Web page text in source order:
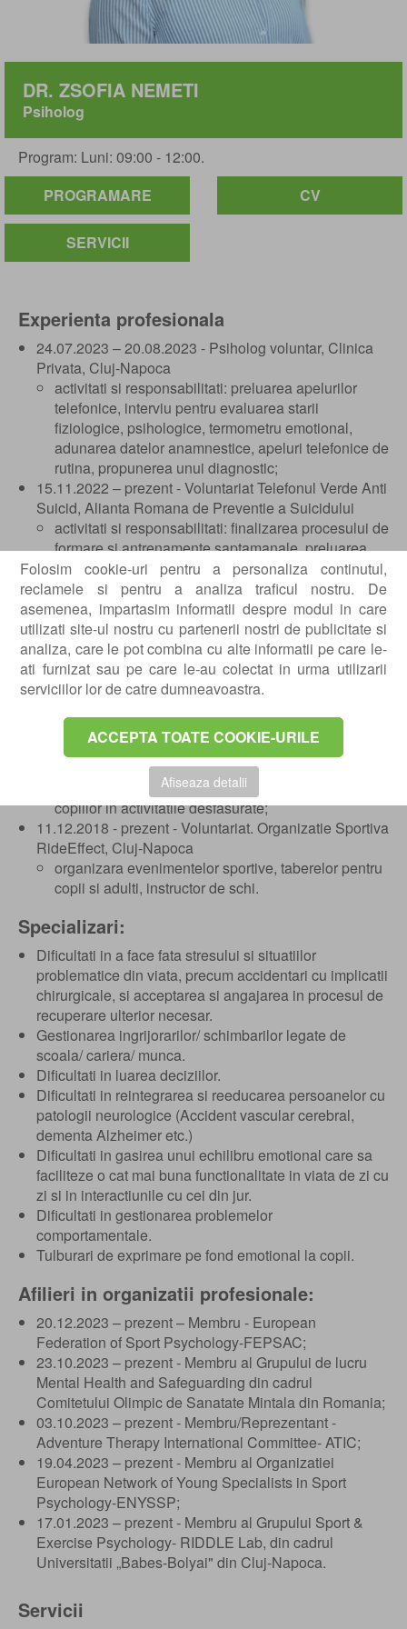
Folosim cookie-uri pentru a personaliza continutul,
reclamele si pentru a analiza traficul nostru. De
asemenea, impartasim informatii despre modul in care
utilizati site-ul nostru cu partenerii nostri de publicitate si
analiza, care le pot combina cu alte informatii pe care le-
ati furnizat sau pe care le-au colectat in urma utilizarii
serviciilor lor de catre dumneavoastra.
ACCEPTA TOATE COOKIE-URILE
Afiseaza detalii
DR. ZSOFIA NEMETI
Psiholog
Program: Luni: 09:00 - 12:00.
PROGRAMARE
CV
SERVICII
Experienta profesionala
24.07.2023 – 20.08.2023 - Psiholog voluntar, Clinica
Privata, Cluj-Napoca
activitati si responsabilitati: preluarea apelurilor
telefonice, interviu pentru evaluarea starii
fiziologice, psihologice, termometru emotional,
adunarea datelor anamnestice, apeluri telefonice de
rutina, propunerea unui diagnostic;
15.11.2022 – prezent - Voluntariat Telefonul Verde Anti
Suicid, Alianta Romana de Preventie a Suicidului
activitati si responsabilitati: finalizarea procesului de
formare si antrenamente saptamanale, preluarea
apelurilor telefonice, evaluarea riscului suicidal si
interventie in criza;
19.12.2020 – 21.07.2021 - Psiholog voluntar, Spitalul
Clinic Judetean de Urgente, sectia de Neonatologie,
Ginecologie
activitati si responsabilitati: interviu pentru
evaluarea starii fiziologice, psihologice, termometru
anamnestice;
02.08.2019 - 08.10.2019 - Voluntariat ingrijitoare la
cresa Gradinita Panda
activitati si responsabilitati: asistarea si ingrijirea
copiilor in activitatile desfasurate;
11.12.2018 - prezent - Voluntariat. Organizatie Sportiva
RideEffect, Cluj-Napoca
organizara evenimentelor sportive, taberelor pentru
copii si adulti, instructor de schi.
Specializari:
Dificultati in a face fata stresului si situatiilor
problematice din viata, precum accidentari cu implicatii
chirurgicale, si acceptarea si angajarea in procesul de
recuperare ulterior necesar.
Gestionarea ingrijorarilor/ schimbarilor legate de
scoala/ cariera/ munca.
Dificultati in luarea deciziilor.
Dificultati in reintegrarea si reeducarea persoanelor cu
patologii neurologice (Accident vascular cerebral,
dementa Alzheimer etc.)
Dificultati in gasirea unui echilibru emotional care sa
faciliteze o cat mai buna functionalitate in viata de zi cu
zi si in interactiunile cu cei din jur.
Dificultati in gestionarea problemelor
comportamentale.
Tulburari de exprimare pe fond emotional la copii.
Afilieri in organizatii profesionale:
20.12.2023 – prezent – Membru - European
Federation of Sport Psychology-FEPSAC;
23.10.2023 – prezent - Membru al Grupului de lucru
Mental Health and Safeguarding din cadrul
Comitetului Olimpic de Sanatate Mintala din Romania;
03.10.2023 – prezent - Membru/Reprezentant -
Adventure Therapy International Committee- ATIC;
19.04.2023 – prezent - Membru al Organizatiei
European Network of Young Specialists in Sport
Psychology-ENYSSP;
17.01.2023 – prezent - Membru al Grupului Sport &
Exercise Psychology- RIDDLE Lab, din cadrul
Universitatii „Babes-Bolyai" din Cluj-Napoca.
Servicii